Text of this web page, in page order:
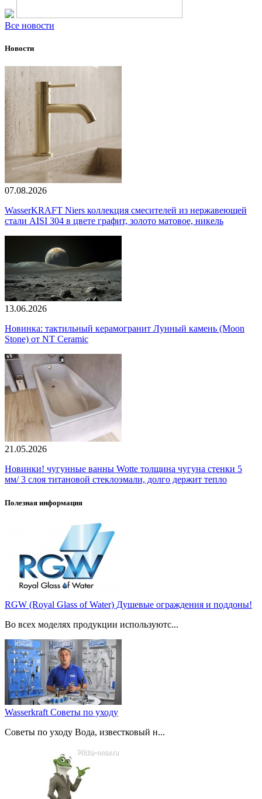
Все новости
Новости
07.08.2026
WasserKRAFT Niers коллекция смесителей из нержавеющей
стали AISI 304 в цвете графит, золото матовое, никель
13.06.2026
Новинка: тактильный керамогранит Лунный камень (Moon
Stone) от NT Ceramic
21.05.2026
Новинки! чугунные ванны Wotte толщина чугуна стенки 5
мм/ 3 слоя титановой стеклоэмали, долго держит тепло
Полезная информация
RGW (Royal Glass of Water) Душевые ограждения и поддоны!
Во всех моделях продукции используютс...
Wasserkraft Советы по уходу
Советы по уходу Вода, известковый н...